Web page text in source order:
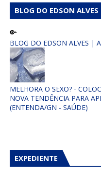
BLOG DO EDSON ALVES
BLOG DO EDSON ALVES |
MELHORA O SEXO? -
NOVA TENDÊNCIA PARA
(ENTENDA/GN - SAÚDE)
EXPEDIENTE